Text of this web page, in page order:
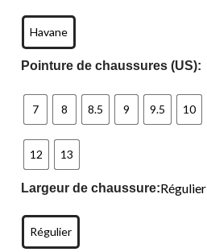
Havane
Pointure de chaussures (US):
7 8 8.5 9 9.5 10
12 13
Largeur de chaussure:Régulier
Régulier